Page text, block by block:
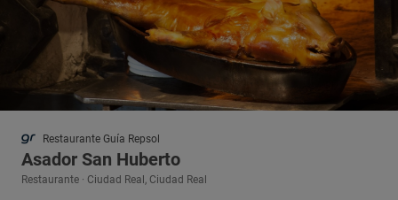
Restaurante Guía Repsol
Asador San Huberto
Restaurante · Ciudad Real, Ciudad Real